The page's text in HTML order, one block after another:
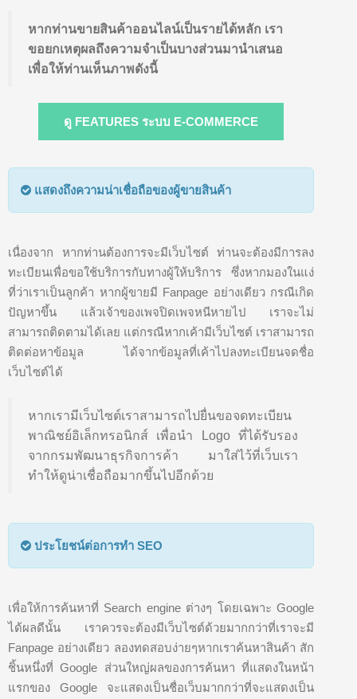
หากท่านขายสินค้าออนไลน์เป็นรายได้หลัก เรา
ขอยกเหตุผลถึงความจำเป็นบางส่วนมานำเสนอ
เพื่อให้ท่านเห็นภาพดังนี้
ดู FEATURES ระบบ E-COMMERCE
แสดงถึงความน่าเชื่อถือของผู้ขายสินค้า
เนื่องจาก หากท่านต้องการจะมีเว็บไซต์ ท่านจะต้องมีการลง
ทะเบียนเพื่อขอใช้บริการกับทางผู้ให้บริการ ซึ่งหากมองในแง่
ที่ว่าเราเป็นลูกค้า หากผู้ขายมี Fanpage อย่างเดียว กรณีเกิด
ปัญหาขึ้น แล้วเจ้าของเพจปิดเพจหนีหายไป เราจะไม่
สามารถติดตามได้เลย แต่กรณีหากเค้ามีเว็บไซต์ เราสามารถ
ติดต่อหาข้อมูล ได้จากข้อมูลที่เค้าไปลงทะเบียนจดชื่อ
เว็บไซต์ได้
หากเรามีเว็บไซต์เราสามารถไปยื่นขอจดทะเบียน
พาณิชย์อิเล็กทรอนิกส์ เพื่อนำ Logo ที่ได้รับรอง
จากกรมพัฒนาธุรกิจการค้า มาใส่ไว้ที่เว็บเรา
ทำให้ดูน่าเชื่อถือมากขึ้นไปอีกด้วย
ประโยชน์ต่อการทำ SEO
เพื่อให้การค้นหาที่ Search engine ต่างๆ โดยเฉพาะ Google
ได้ผลดีนั้น เราควรจะต้องมีเว็บไซต์ด้วยมากกว่าที่เราจะมี
Fanpage อย่างเดียว ลองทดสอบง่ายๆหากเราค้นหาสินค้า สัก
ชิ้นหนึ่งที่ Google ส่วนใหญ่ผลของการค้นหา ที่แสดงในหน้า
แรกของ Google จะแสดงเป็นชื่อเว็บมากกว่าที่จะแสดงเป็น